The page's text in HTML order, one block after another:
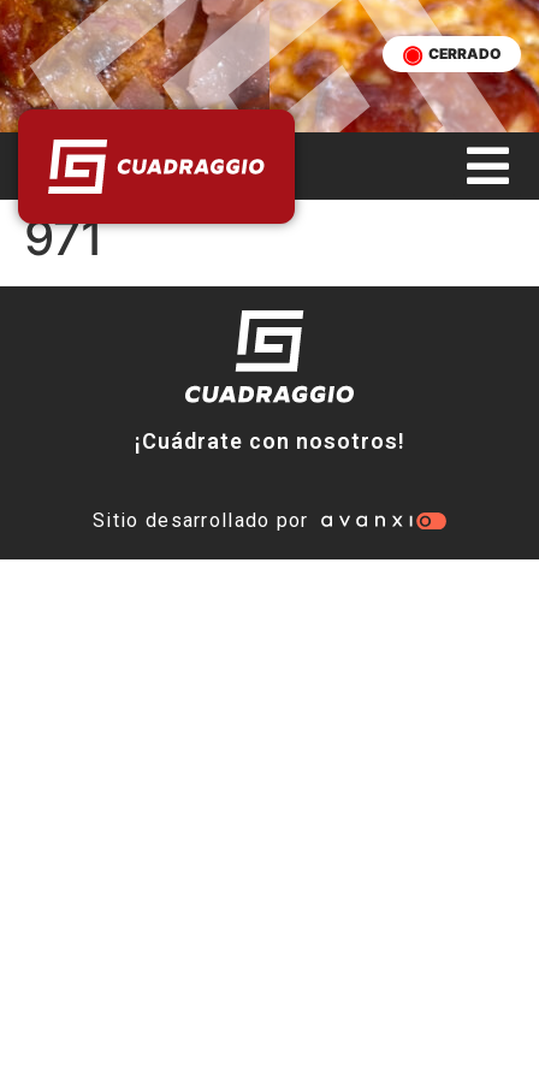
CERRADO
971
¡Cuádrate con nosotros!
Sitio desarrollado por